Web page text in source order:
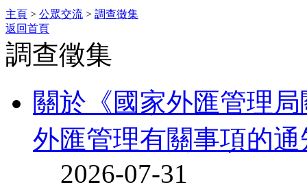
主頁 > 公眾交流 > 調查徵集
返回首頁
調查徵集
關於《國家外匯管理
外匯管理有關事項的
2026-07-31